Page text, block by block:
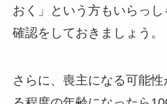
おく」という方もいらっし
確認をしておきましょう。
さらに、喪主になる可能